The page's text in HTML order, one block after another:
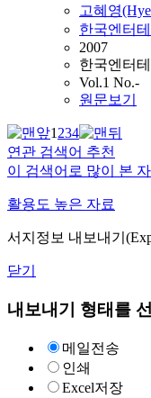
고혜영
한국엔터
2007
한국엔터
Vol.1 No.-
원문보기
1234
연관 검색어 추천
이 검색어로 많이 본
활용도 높은 자료
서지정보 내보내기
닫기
내보내기 형태를
메일전송
인쇄
Excel저장